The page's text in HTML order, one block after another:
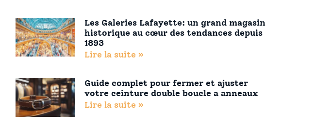
Les Galeries Lafayette: un grand magasin
historique au cœur des tendances depuis
1893
Lire la suite »
Guide complet pour fermer et ajuster
votre ceinture double boucle a anneaux
Lire la suite »